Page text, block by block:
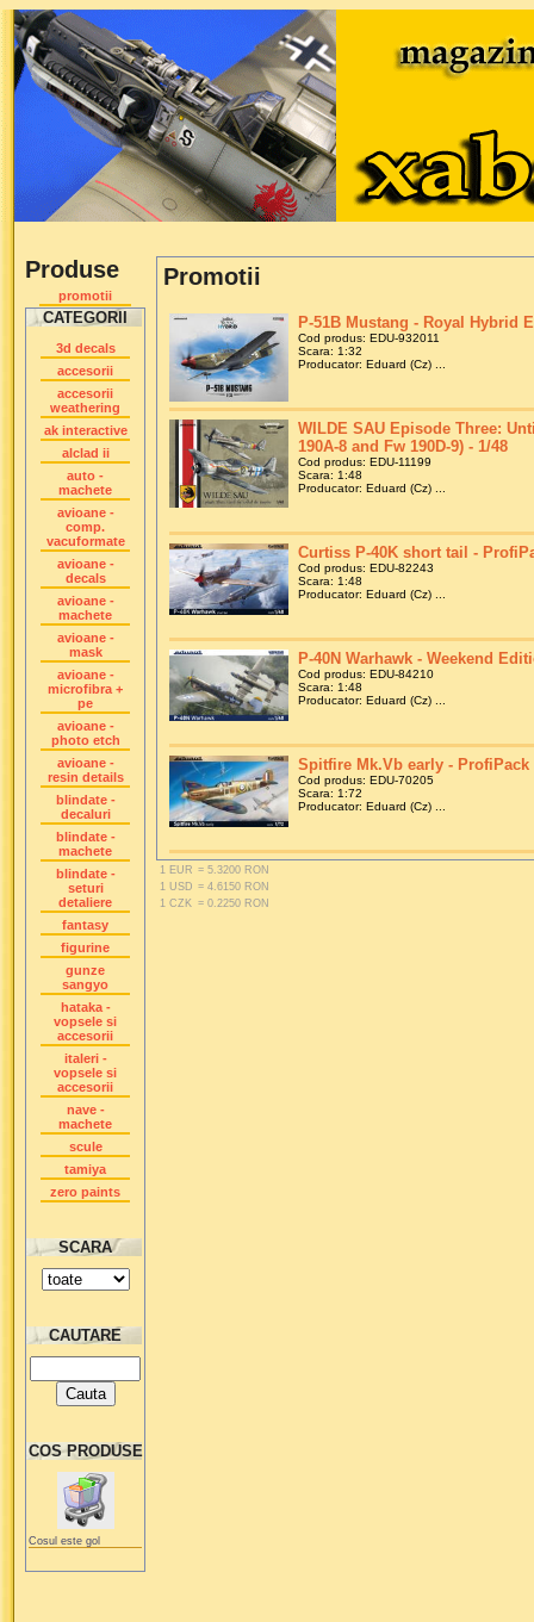
Produse
promotii
CATEGORII
3d decals
accesorii
accesorii
weathering
ak interactive
alclad ii
auto -
machete
avioane -
comp.
vacuformate
avioane -
decals
avioane -
machete
avioane -
mask
avioane -
microfibra +
pe
avioane -
photo etch
avioane -
resin details
blindate -
decaluri
blindate -
machete
blindate -
seturi
detaliere
fantasy
figurine
gunze
sangyo
hataka -
vopsele si
accesorii
italeri -
vopsele si
accesorii
nave -
machete
scule
tamiya
zero paints
SCARA
CAUTARE
COS PRODUSE
Cosul este gol
Promotii
P-51B Mustang - Royal Hybrid
Cod produs: EDU-932011
Scara: 1:32
Producator: Eduard (Cz) ...
WILDE SAU Episode Three:
190A-8 and Fw 190D-9) - 1/48
Cod produs: EDU-11199
Scara: 1:48
Producator: Eduard (Cz) ...
Curtiss P-40K short tail -
Cod produs: EDU-82243
Scara: 1:48
Producator: Eduard (Cz) ...
P-40N Warhawk - Weekend
Cod produs: EDU-84210
Scara: 1:48
Producator: Eduard (Cz) ...
Spitfire Mk.Vb early - ProfiPack
Cod produs: EDU-70205
Scara: 1:72
Producator: Eduard (Cz) ...
1 EUR = 5.3200 RON
1 USD = 4.6150 RON
1 CZK = 0.2250 RON